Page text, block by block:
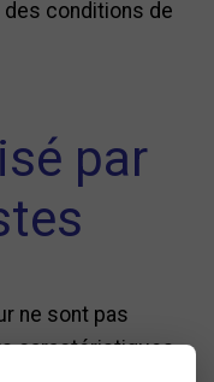
conditions de
par
ne sont pas
caractéristiques